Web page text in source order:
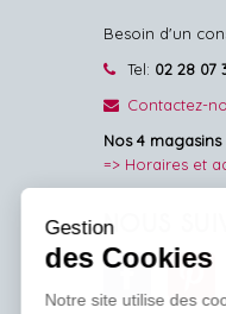
Besoin d'un
Tel: 02 28 07
Contactez-
Nos 4 magasins
=> Horaires et
NOUS
Facebook
Gestion
des Cookies
Notre site utilise des